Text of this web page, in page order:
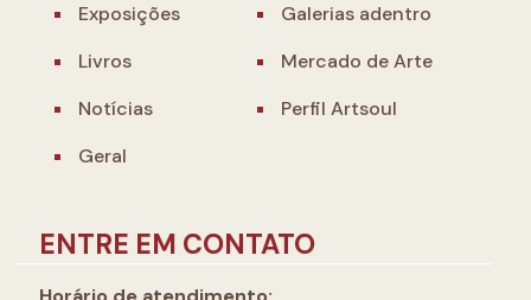
Exposições
Galerias adentro
Livros
Mercado de Arte
Notícias
Perfil Artsoul
Geral
ENTRE EM CONTATO